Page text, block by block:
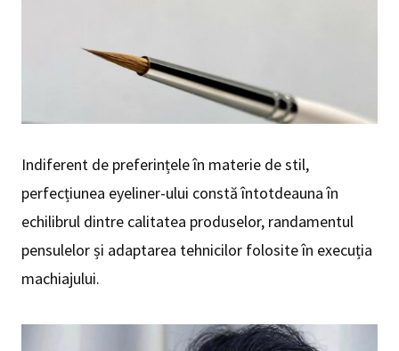
Indiferent de preferințele în materie de stil,
perfecțiunea eyeliner-ului constă întotdeauna în
echilibrul dintre calitatea produselor, randamentul
pensulelor și adaptarea tehnicilor folosite în execuția
machiajului.